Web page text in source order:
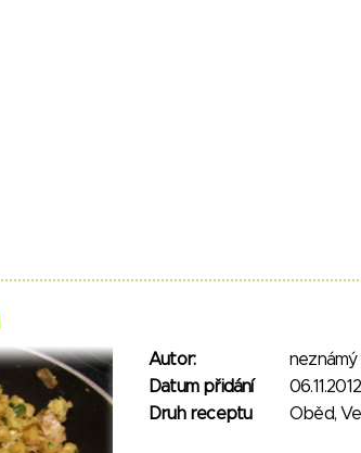
Autor:
neznámý
Datum přidání
06.11.2012
Druh receptu
Oběd,